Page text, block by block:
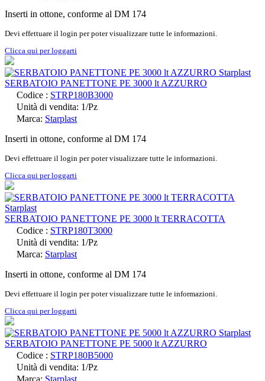
Inserti in ottone, conforme al DM 174
Devi effettuare il login per poter visualizzare tutte le informazioni.
Clicca qui per loggarti
SERBATOIO PANETTONE PE 3000 lt AZZURRO
Codice : STRP180B3000
Unità di vendita: 1/Pz
Marca: Starplast
Inserti in ottone, conforme al DM 174
Devi effettuare il login per poter visualizzare tutte le informazioni.
Clicca qui per loggarti
SERBATOIO PANETTONE PE 3000 lt TERRACOTTA
Codice : STRP180T3000
Unità di vendita: 1/Pz
Marca: Starplast
Inserti in ottone, conforme al DM 174
Devi effettuare il login per poter visualizzare tutte le informazioni.
Clicca qui per loggarti
SERBATOIO PANETTONE PE 5000 lt AZZURRO
Codice : STRP180B5000
Unità di vendita: 1/Pz
Marca: Starplast